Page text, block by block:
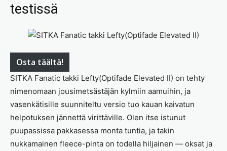
testissä
Osta täältä!
SITKA Fanatic takki Lefty(Optifade Elevated II) on tehty
nimenomaan jousimetsästäjän kylmiin aamuihin, ja
vasenkätisille suunniteltu versio tuo kauan kaivatun
helpotuksen jännettä virittäville. Olen itse istunut
puupassissa pakkasessa monta tuntia, ja takin
nukkamainen fleece-pinta on todella hiljainen — oksat ja